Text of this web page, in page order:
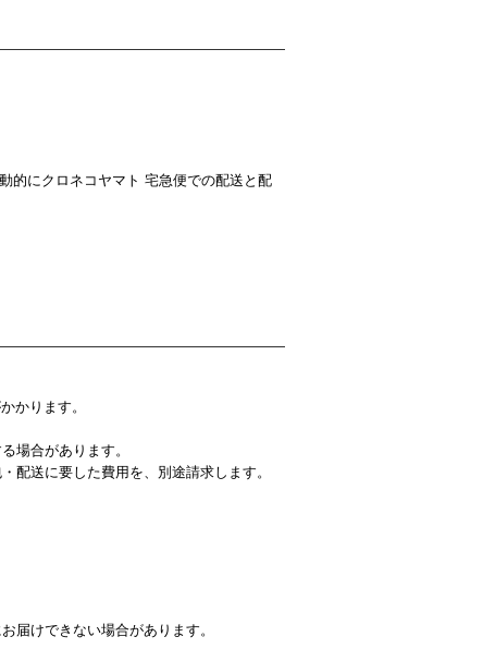
的にクロネコヤマト 宅急便での配送と配
かります。
場合があります。
配送に要した費用を、別途請求します。
届けできない場合があります。